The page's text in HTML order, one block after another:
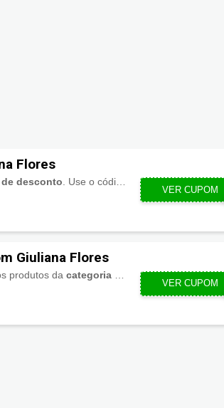
Flores
de desconto . Use o código do cupom no carrinho de compra e economize!
VER CUPOM
Giuliana Flores
produtos dacategoria de rosas . Para utilizar
VER CUPOM